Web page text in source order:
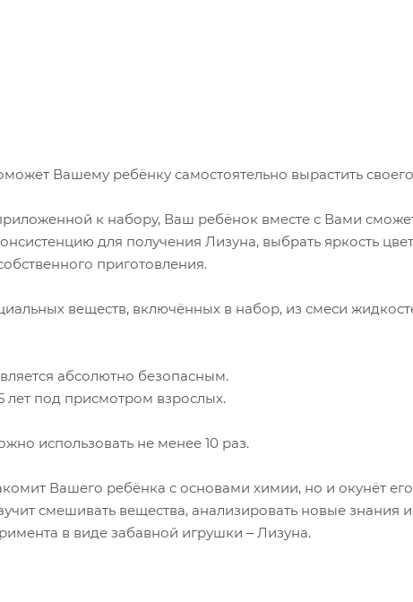
Вашему ребёнку самостоятельно вырастить своего
к набору, Ваш ребёнок вместе с Вами
для получения Лизуна, выбрать яркость
приготовления.
веществ, включённых в набор, из смеси
абсолютно безопасным.
лет под присмотром взрослых.
использовать не менее 10 раз.
Вашего ребёнка с основами химии, но и окунёт
смешивать вещества, анализировать новые знания и
в виде забавной игрушки ‒ Лизуна.